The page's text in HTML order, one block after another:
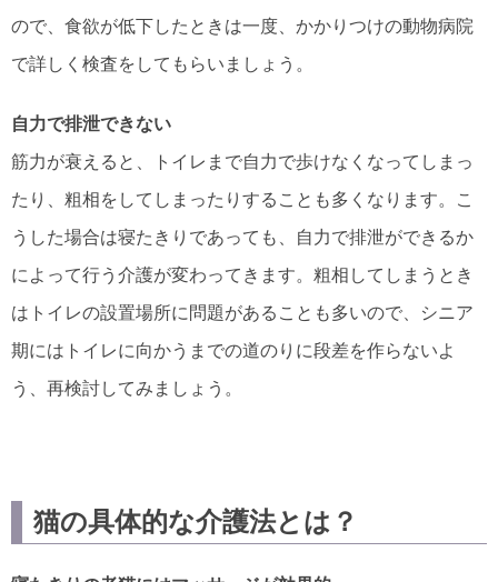
ので、食欲が低下したときは一度、かかりつけの動物病院
で詳しく検査をしてもらいましょう。
自力で排泄できない
筋力が衰えると、トイレまで自力で歩けなくなってしまっ
たり、粗相をしてしまったりすることも多くなります。こ
うした場合は寝たきりであっても、自力で排泄ができるか
によって行う介護が変わってきます。粗相してしまうとき
はトイレの設置場所に問題があることも多いので、シニア
期にはトイレに向かうまでの道のりに段差を作らないよ
う、再検討してみましょう。
猫の具体的な介護法とは？